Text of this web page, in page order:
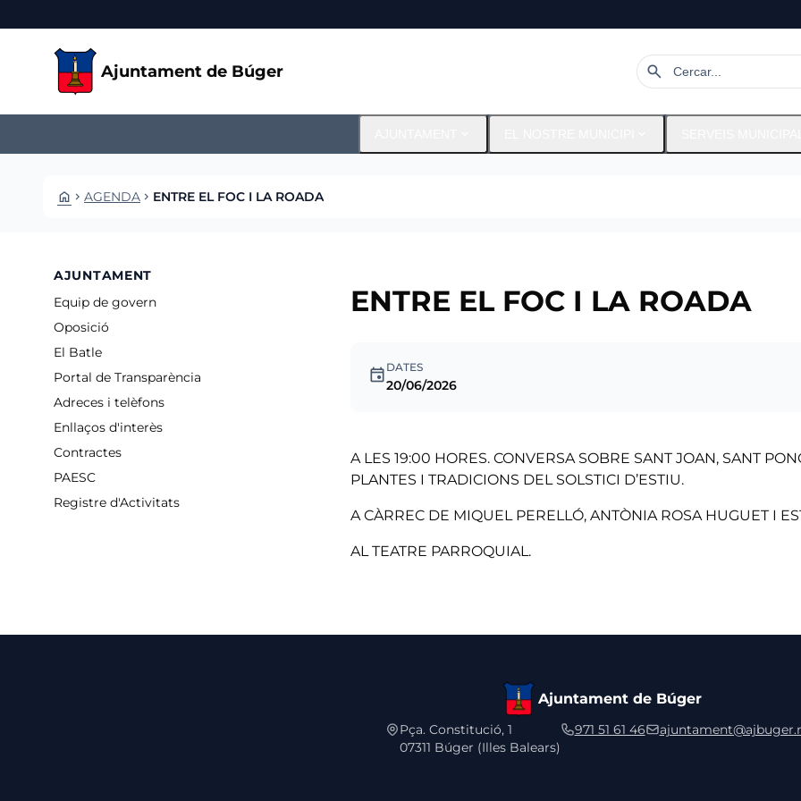
Ajuntament de Búger search
HOME CHEVRON_RIGHT AGENDA CHEVRON_RIGHT ENTRE EL FOC I LA ROADA
AJUNTAMENT
Equip de govern
Oposició
El Batle
Portal de Transparència
Adreces i telèfons
Enllaços d'interès
Contractes
PAESC
Registre d'Activitats
ENTRE EL FOC I LA ROADA
event DATES
20/06/2026
A LES 19:00 HORES. CONVERSA SOBRE SANT JOAN, SANT
PLANTES I TRADICIONS DEL SOLSTICI D’ESTIU.
A CÀRREC DE MIQUEL PERELLÓ, ANTÒNIA ROSA HUGUET I
AL TEATRE PARROQUIAL.
Ajuntament de Búger
Pça. Constitució, 1
07311 Búger (Illes Balears)
971 51 61 46